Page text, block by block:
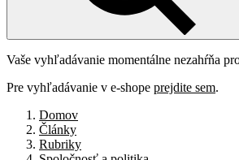
Vaše vyhľadávanie momentálne nezahŕňa
Pre vyhľadávanie v e-shope prejdite sem.
Domov
Články
Rubriky